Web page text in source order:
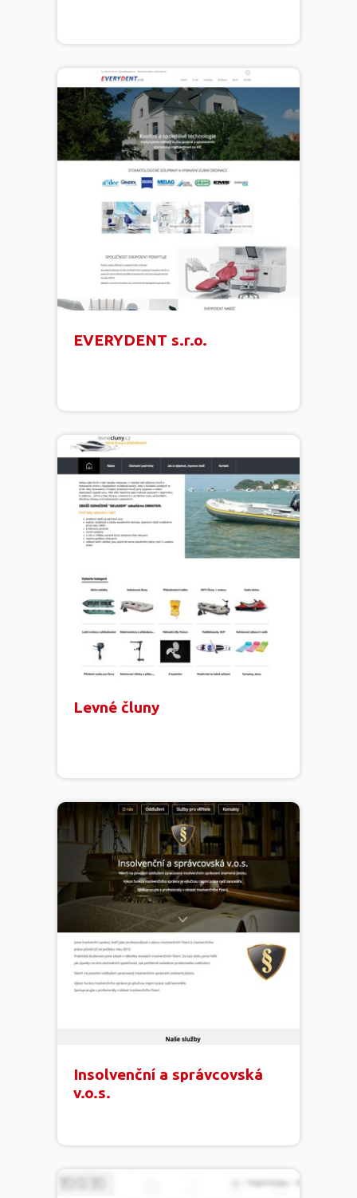
EVERYDENT s.r.o.
Levné čluny
Insolvenční a správcovská
v.o.s.